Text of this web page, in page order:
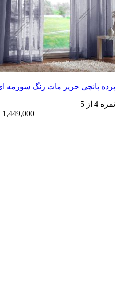
پرده پانچی حریر مات رنگ سورمه ای
نمره4 از 5
1,449,000